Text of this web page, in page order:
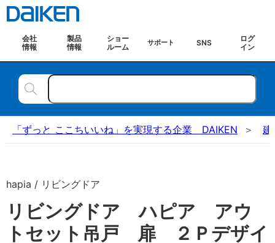
会社
情報
製品
情報
ショー
ルーム
サポート SNS
ログ
イン
「ずっと ここちいいね」を実現する企業 DAIKEN 建
hapia / リビングドア
リビングドア ハピア アウ
トセット吊戸 扉 ２Ｐデザイ